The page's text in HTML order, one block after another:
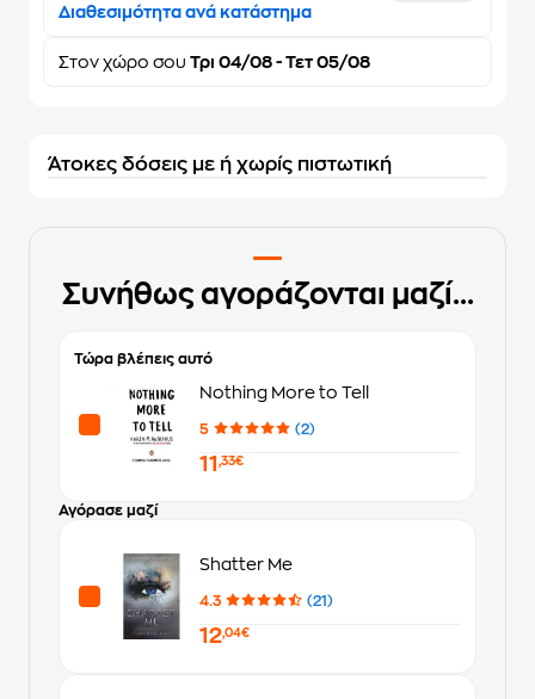
Διαθεσιμότητα ανά κατάστημα
Στον χώρο σου Τρι 04/08 - Τετ 05/08
Άτοκες δόσεις με ή χωρίς πιστωτική
Συνήθως αγοράζονται μαζί...
Τώρα βλέπεις αυτό
Nothing More to Tell
5 (2)
11 ,33€
Αγόρασε μαζί
Shatter Me
4.3 (21)
12,04€